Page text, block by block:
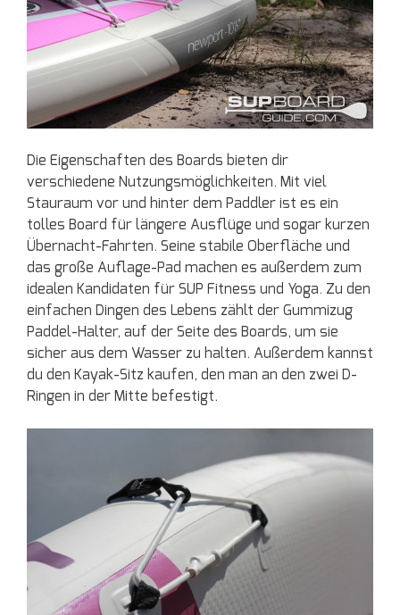
Die Eigenschaften des Boards bieten dir
verschiedene Nutzungsmöglichkeiten. Mit viel
Stauraum vor und hinter dem Paddler ist es ein
tolles Board für längere Ausflüge und sogar kurzen
Übernacht-Fahrten. Seine stabile Oberfläche und
das große Auflage-Pad machen es außerdem zum
idealen Kandidaten für SUP Fitness und Yoga. Zu den
einfachen Dingen des Lebens zählt der Gummizug
Paddel-Halter, auf der Seite des Boards, um sie
sicher aus dem Wasser zu halten. Außerdem kannst
du den Kayak-Sitz kaufen, den man an den zwei D-
Ringen in der Mitte befestigt.